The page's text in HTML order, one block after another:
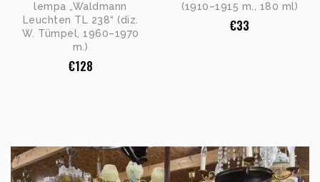
lempa „Waldmann
Leuchten TL 238“ (diz.
W. Tümpel, 1960–1970
m.)
€128
(1910–1915 m., 180 ml)
€33